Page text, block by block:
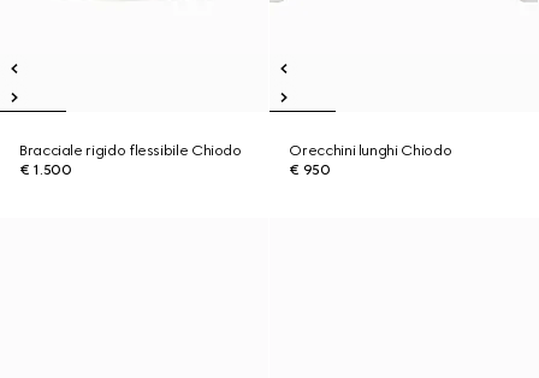
Bracciale rigido flessibile Chiodo
€ 1.500
Orecchini lunghi Chiodo
€ 950